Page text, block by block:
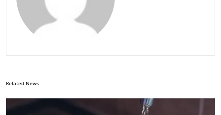
Related News